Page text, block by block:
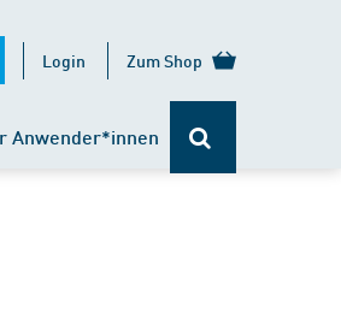
Login Zum Shop
Anwender*innen